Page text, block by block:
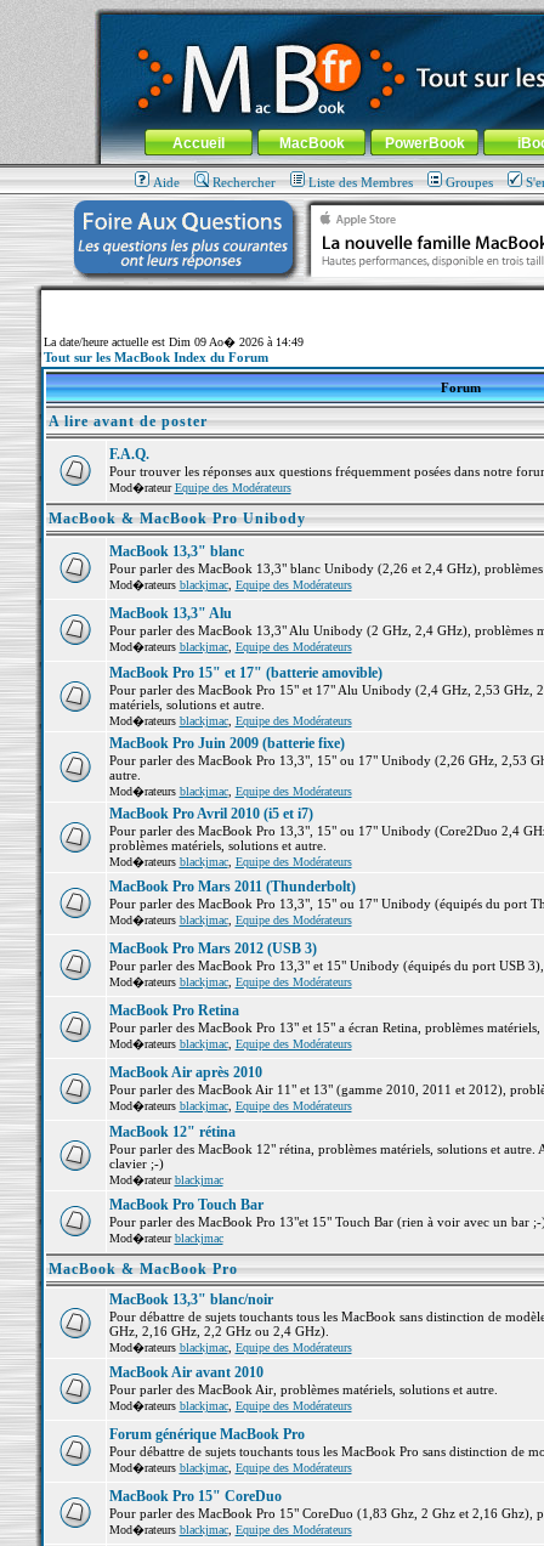
MacBook-fr.com : 100% Apple... 100% nomade !
Aller au contenu-Aller au menu général-Aller au menu de
Menu général
Accueil MacBook PowerBook
Aide Rechercher Liste des Membres Groupes
La date/heure actuelle est Dim 09 Ao� 2026 à 14:49
Tout sur les MacBook Index du Forum
Forum
A lire avant de poster
F.A.Q.
Pour trouver les réponses aux questions fréquemment posées dans notre
Mod�rateurEquipe des Modérateurs
MacBook & MacBook Pro Unibody
MacBook 13,3" blanc
Pour parler des MacBook 13,3" blanc Unibody (2,26 et 2,4 GHz),
Mod�rateurs blackjmac, Equipe des Modérateurs
MacBook 13,3" Alu
Pour parler des MacBook 13,3" Alu Unibody (2 GHz, 2,4 GHz), problèmes
Mod�rateurs blackjmac, Equipe des Modérateurs
MacBook Pro 15" et 17" (batterie amovible)
Pour parler des MacBook Pro 15" et 17" Alu Unibody (2,4 GHz, 2,53 GHz,
matériels, solutions et autre.
Mod�rateurs blackjmac, Equipe des Modérateurs
MacBook Pro Juin 2009 (batterie fixe)
Pour parler des MacBook Pro 13,3", 15" ou 17" Unibody (2,26 GHz, 2,53
autre.
Mod�rateurs blackjmac, Equipe des Modérateurs
MacBook Pro Avril 2010 (i5 et i7)
Pour parler des MacBook Pro 13,3", 15" ou 17" Unibody (Core2Duo 2,4
problèmes matériels, solutions et autre.
Mod�rateurs blackjmac, Equipe des Modérateurs
MacBook Pro Mars 2011 (Thunderbolt)
Pour parler des MacBook Pro 13,3", 15" ou 17" Unibody (équipés du port
Mod�rateurs blackjmac, Equipe des Modérateurs
MacBook Pro Mars 2012 (USB 3)
Pour parler des MacBook Pro 13,3" et 15" Unibody (équipés du port USB
Mod�rateurs blackjmac, Equipe des Modérateurs
MacBook Pro Retina
Pour parler des MacBook Pro 13" et 15" a écran Retina, problèmes matériels,
Mod�rateurs blackjmac, Equipe des Modérateurs
MacBook Air après 2010
Pour parler des MacBook Air 11" et 13" (gamme 2010, 2011 et 2012),
Mod�rateurs blackjmac, Equipe des Modérateurs
MacBook 12" rétina
Pour parler des MacBook 12" rétina, problèmes matériels, solutions et
clavier ;-)
Mod�rateurblackjmac
MacBook Pro Touch Bar
Pour parler des MacBook Pro 13"et 15" Touch Bar (rien à voir avec un bar
Mod�rateurblackjmac
MacBook & MacBook Pro
MacBook 13,3" blanc/noir
Pour débattre de sujets touchants tous les MacBook sans distinction de
GHz, 2,16 GHz, 2,2 GHz ou 2,4 GHz).
Mod�rateurs blackjmac, Equipe des Modérateurs
MacBook Air avant 2010
Pour parler des MacBook Air, problèmes matériels, solutions et autre.
Mod�rateurs blackjmac, Equipe des Modérateurs
Forum générique MacBook Pro
Pour débattre de sujets touchants tous les MacBook Pro sans distinction de
Mod�rateurs blackjmac, Equipe des Modérateurs
MacBook Pro 15" CoreDuo
Pour parler des MacBook Pro 15" CoreDuo (1,83 Ghz, 2 Ghz et 2,16 Ghz),
Mod�rateurs blackjmac, Equipe des Modérateurs